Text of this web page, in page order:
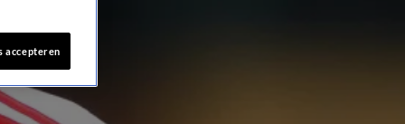
accepteren